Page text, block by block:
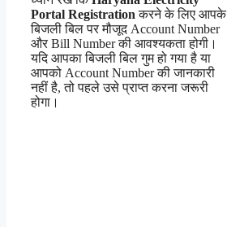
Portal Registration करने के लिए आपके
बिजली बिल पर मौजूद Account Number
और Bill Number की आवश्यकता होगी।
यदि आपका बिजली बिल गुम हो गया है या
आपको Account Number की जानकारी
नहीं है, तो पहले उसे प्राप्त करना जरूरी
होगा।